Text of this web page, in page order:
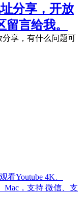
分享，开放
言给我。
分享，有什么问题可